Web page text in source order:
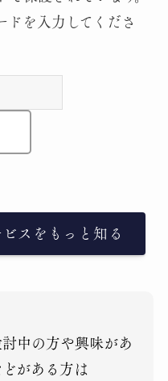
を入力してくださ
スをもっと知る
中の方や興味があ
がある方は